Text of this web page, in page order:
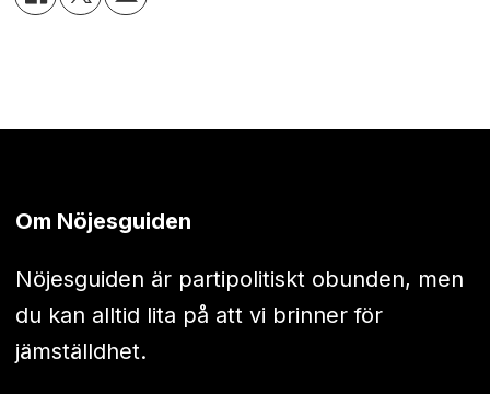
Om Nöjesguiden
Nöjesguiden är partipolitiskt obunden, men
du kan alltid lita på att vi brinner för
jämställdhet.